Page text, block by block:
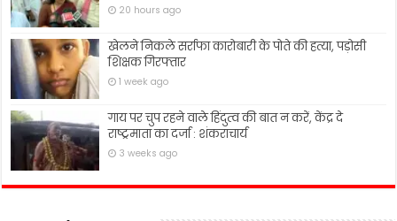
20 hours ago
खेलने निकले सर्राफा कारोबारी के पोते की हत्या, पड़ोसी
शिक्षक गिरफ्तार
1 week ago
गाय पर चुप रहने वाले हिंदुत्व की बात न करें, केंद्र दे
राष्ट्रमाता का दर्जा : शंकराचार्य
3 weeks ago